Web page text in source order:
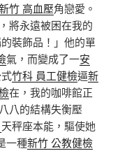
竹 高血壓角戀愛。
將永遠被困在我的
裝飾品！」他的單
氣，而變成了一安
竹科 員工健檢逼新
在，我的咖啡館正
八的結構失衡壓
天秤座本能，驅使她
一種新竹 公教健檢